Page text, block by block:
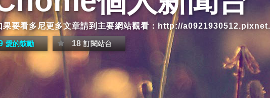
果要看多尼更多文章請到主要網站觀看：http://
愛的鼓勵 18 訂閱站台